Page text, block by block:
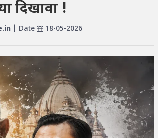
दिखावा !
| Date 18-05-2026